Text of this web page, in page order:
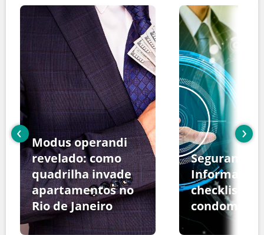
Modus operandi
revelado: como
quadrilha invade
apartamentos no
Rio de Janeiro
Segurança
Informação:
checklist
‹ ›